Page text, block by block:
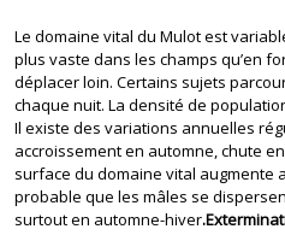
Le domaine vital du Mulot est
plus vaste dans les champs qu’en
déplacer loin. Certains sujets
chaque nuit. La densité de
Il existe des variations annuelles
accroissement en automne, chute
surface du domaine vital augmente
probable que les mâles se
surtout en automne-hiver